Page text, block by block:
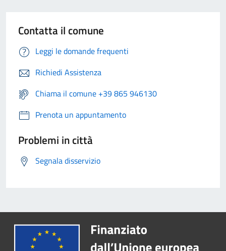
Contatta il comune
Leggi le domande frequenti
Richiedi Assistenza
Chiama il comune +39 865 946130
Prenota un appuntamento
Problemi in città
Segnala disservizio